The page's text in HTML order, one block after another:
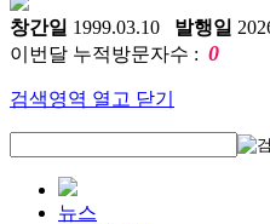
창간일 1999.03.10 발행일
이번달 누적방문자수 : 0
검색영역 열고 닫기
뉴스